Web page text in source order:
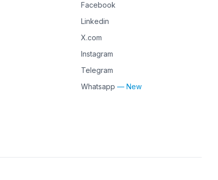
Facebook
Linkedin
X.com
Instagram
Telegram
Whatsapp — New